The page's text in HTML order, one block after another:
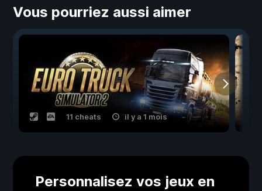
Vous pourriez aussi aimer
11 cheats il y a 1 mois
Personnalisez vos jeux en